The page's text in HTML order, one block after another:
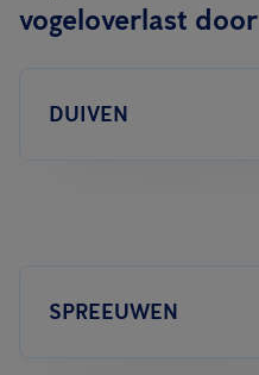
vogeloverlast door
DUIVEN
SPREEUWEN